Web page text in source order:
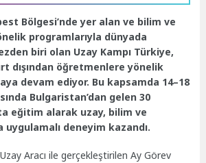
Bölgesi’nde yer alan ve bilim ve
programlarıyla dünyada
biri olan Uzay Kampı Türkiye,
dışından öğretmenlere yönelik
devam ediyor. Bu kapsamda 14–18
Bulgaristan’dan gelen 30
eğitim alarak uzay, bilim ve
uygulamalı deneyim kazandı.
Uzay Aracı ile gerçekleştirilen Ay Görev